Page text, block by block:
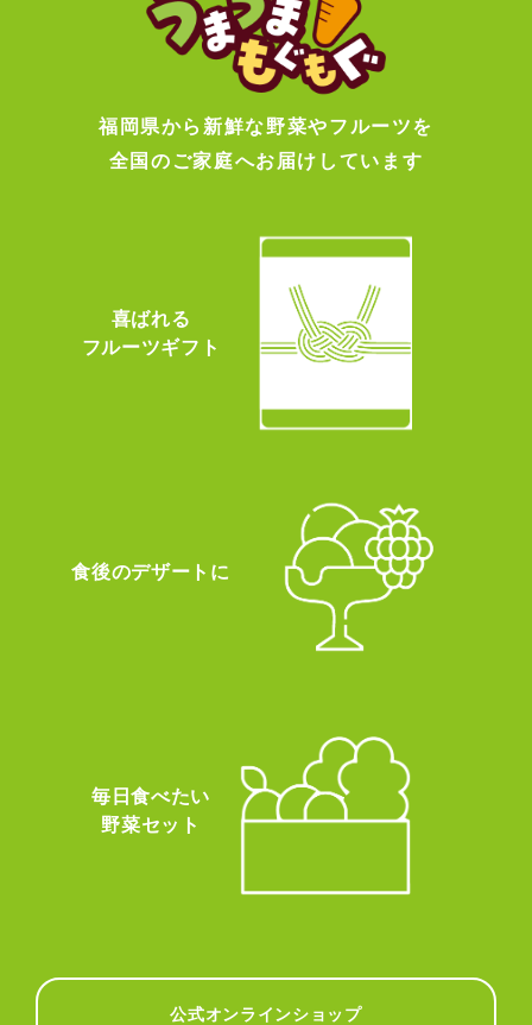
福岡県から新鮮な野菜やフルーツを
全国のご家庭へお届けしています
喜ばれる
フルーツギフト
食後のデザートに
毎日食べたい
野菜セット
公式オンラインショップ